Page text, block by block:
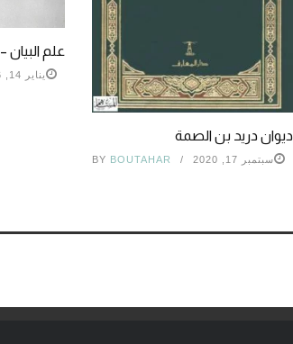
علم البيان
يناير 14, 2026
ديوان دريد بن الصمة
سبتمبر 17, 2020 BY BOUTAHAR